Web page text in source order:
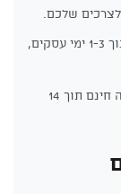
שלכם.
– הזמנות נשלחות תוך 1-3 ימי עסקים,
– לא מרוצים? החזרה חינם תוך 14